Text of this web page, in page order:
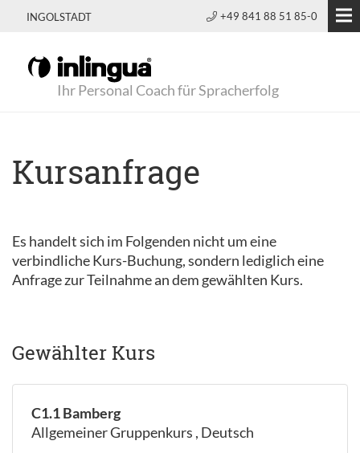
INGOLSTADT +49 841 88 51 85-0
Ihr Personal Coach für Spracherfolg
Kursanfrage
Es handelt sich im Folgenden nicht um eine
verbindliche Kurs-Buchung, sondern lediglich eine
Anfrage zur Teilnahme an dem gewählten Kurs.
Gewählter Kurs
C1.1 Bamberg
Allgemeiner Gruppenkurs , Deutsch